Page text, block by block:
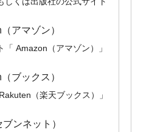
アマゾン）
Amazon（アマゾン）」
ブックス）
（楽天ブックス）」
ンネット）